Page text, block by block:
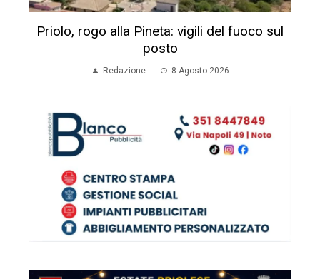
Priolo, rogo alla Pineta: vigili del fuoco sul
posto
Redazione 8 Agosto 2026